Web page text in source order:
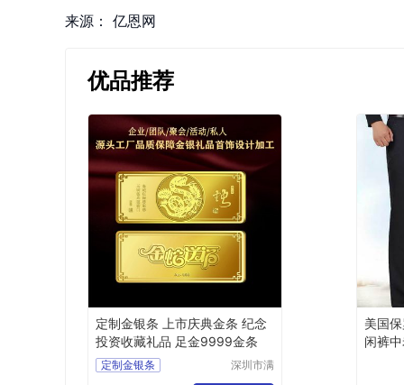
来源： 亿恩网
优品推荐
定制金银条 上市庆典金条 纪念
投资收藏礼品 足金9999金条
定制金银条
深圳市满
美国
闲裤